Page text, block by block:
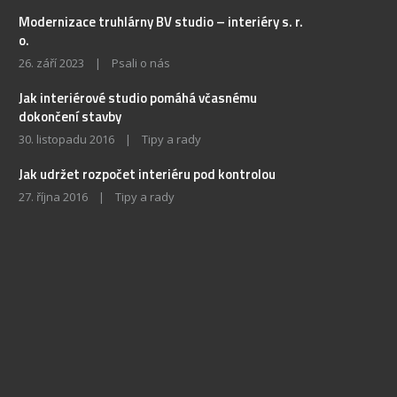
Modernizace truhlárny BV studio – interiéry s. r.
o.
26. září 2023 | Psali o nás
Jak interiérové studio pomáhá včasnému
dokončení stavby
30. listopadu 2016 | Tipy a rady
Jak udržet rozpočet interiéru pod kontrolou
27. října 2016 | Tipy a rady